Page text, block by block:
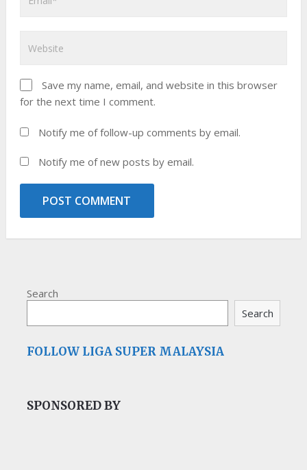
Save my name, email, and website in this browser
for the next time I comment.
Notify me of follow-up comments by email.
Notify me of new posts by email.
Search
Search
FOLLOW LIGA SUPER MALAYSIA
SPONSORED BY